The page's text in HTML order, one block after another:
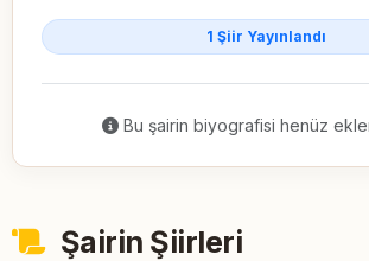
1 Şiir Yayınlandı
Bu şairin biyografisi henüz
Şairin Şiirleri